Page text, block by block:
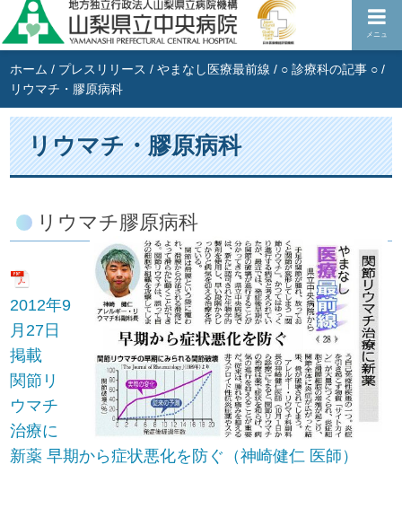
メニュ
ホーム / プレスリリース /やまなし医療最前線 / ○ 診療科の記事 ○ /
リウマチ・膠原病科
リウマチ・膠原病科
リウマチ膠原病科
2012年9
月27日
掲載
関節リ
ウマチ
治療に
新薬 早期から症状悪化を防ぐ（神崎健仁 医師）